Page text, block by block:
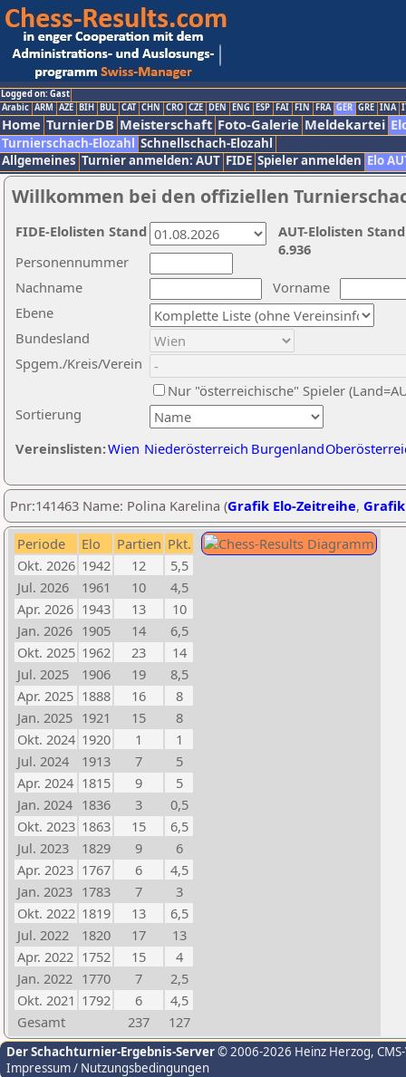
Logged on: Gast
Arabic ARM AZE BIH BUL CAT CHN CRO CZE DEN ENG ESP FAI FIN FRA GER GRE INA
Home TurnierDB Meisterschaft Foto-Galerie Meldekartei
Turnierschach-Elozahl Schnellschach-Elozahl
Allgemeines Turnier anmelden: AUT FIDE Spieler anmelden Elo
Willkommen bei den offiziellen
Nachname
Vorname
Ebene
Sortierung
Personennummer
Bundesland
Spgem./Kreis/Verein
Nur "österreichische" Spieler
Vereinslisten:Wien Niederösterreich Burgenland
AUT-Elolisten
6.936
FIDE-Elolisten Stand
Pnr:141463 Name: Polina Karelina (Grafik Elo-Zeitreihe,
Periode Elo Partien Pkt.
Okt. 2026 1942 12
5,5
Jul. 2026
1961 10
4,5
Apr. 2026 1943 13
10
Jan. 2026 1905 14
6,5
Okt. 2025 1962 23
14
Jul. 2025
1906 19
8,5
Apr. 2025 1888 16
8
Jan. 2025 1921 15
8
Okt. 2024 1920 1
1
Jul. 2024
1913 7
5
Apr. 2024 1815 9
5
Jan. 2024 1836 3
0,5
Okt. 2023 1863 15
6,5
Jul. 2023
1829 9
6
Apr. 2023 1767 6
4,5
Jan. 2023 1783 7
3
Okt. 2022 1819 13
6,5
Jul. 2022
1820 17
13
Apr. 2022 1752 15
4
Jan. 2022 1770 7
2,5
Okt. 2021 1792 6
4,5
Gesamt
237 127
Der Schachturnier-Ergebnis-Server© 2006-2026 Heinz Herzog,
Impressum / Nutzungsbedingungen